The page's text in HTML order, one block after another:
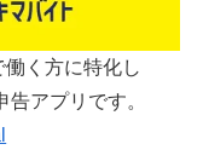
く方に特化し
アプリです。